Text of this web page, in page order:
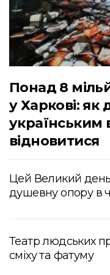
Понад 8
у Харкові: як
українським
відновитися
Цей Великий
душевну опору в
Театр людських
сміху та фатуму